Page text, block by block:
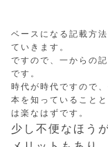
ベースになる記載方
ていきます。
ですので、一からの
です。
時代が時代ですので
本を知っていること
は楽なはずです。
少し不便なほう